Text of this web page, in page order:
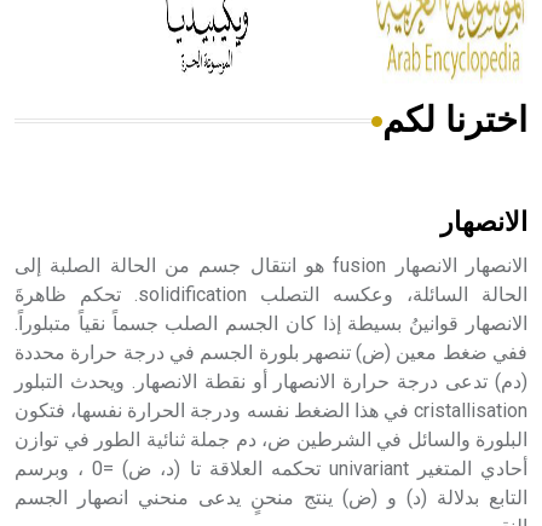
أجود أنواعه، ويمتاز بكبر الحجم ويسمى الش
هل تعلم أن الأبسيد كلمة فرنسية اللفظ تم اعتمادها مصطلحاً
- هل تعلم أن أبجر Abgar اسم معروف جيداً يعود إلى عدد من
الملوك الذين حكموا مدينة إديسا (الرها) من أبجر الأول وحتى
التاسع، وهم ينتسبون إلى أسرة أوسروين
- هل تعلم أن الأبجدية الكنعانية تتألف من /22/ علامة كتابية
اخترنا لكم
الانصهار
الانصهار الانصهار fusion هو انتقال جسم من الحالة الصلبة إلى
الحالة السائلة، وعكسه التصلب solidification. تحكم ظاهرةَ
الانصهار قوانينُ بسيطة إذا كان الجسم الصلب جسماً نقياً متبلوراً.
ففي ضغط معين (ض) تنصهر بلورة الجسم في درجة حرارة محددة
(دم) تدعى درجة حرارة الانصهار أو نقطة الانصهار. ويحدث التبلور
cristallisation في هذا الضغط نفسه ودرجة الحرارة نفسها، فتكون
البلورة والسائل في الشرطين ض، دم جملة ثنائية الطور في توازن
أحادي المتغير univariant تحكمه العلاقة تا (د، ض) =0 ، وبرسم
التابع بدلالة (د) و (ض) ينتج منحنٍ يدعى منحني انصهار الجسم